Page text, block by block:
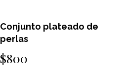
Conjunto plateado de
perlas
$800